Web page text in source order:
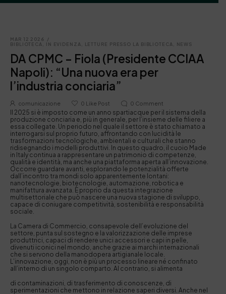
MAR 12 2026
/
BIBLIOTECA, IN EVIDENZA, LETTURE PRESSO LA BIBLIOTECA, NEWS
DA CPMC – Fiola (Presidente CCIAA
Napoli): “Una nuova era per
l’industria conciaria”
comunicazione 0 Like Post 0 Comment
Il 2025 si è imposto come un anno spartiacque per il sistema della
produzione conciaria e, più in generale, per l’insieme delle filiere a
essa collegate. Un periodo nel quale il settore è stato chiamato a
interrogarsi sul proprio futuro, affrontando con lucidità le
trasformazioni tecnologiche, ambientali e culturali che stanno
ridisegnando i modelli produttivi. In questo quadro, il cuoio Made
in Italy continua a rappresentare un patrimonio di competenze,
qualità e identità, ma anche una piattaforma aperta all’innovazione.
Occorre guardare avanti, esplorando le potenzialità offerte
dall’incontro tra mondi solo apparentemente lontani:
nanotecnologie, biotecnologie, automazione, robotica e
manifattura avanzata. È proprio da questa integrazione
multisettoriale che può nascere una nuova stagione di sviluppo,
capace di coniugare competitività, sostenibilità e responsabilità
sociale.
La Camera di Commercio, consapevole dell’evoluzione del
settore, punta sul sostegno e la valorizzazione delle imprese
produttrici, capaci di rendere unici accessori e capi in pelle,
divenuti iconici nel mondo, anche grazie ai marchi internazionali
che si servono della manodopera artigianale locale.
L’innovazione, oggi, non è più un processo lineare né confinato
all’interno di un singolo comparto. Al contrario, si alimenta
di contaminazioni, di trasferimento di conoscenze, di
sperimentazioni che mettono in relazione saperi diversi. Anche nel